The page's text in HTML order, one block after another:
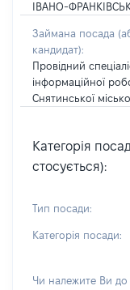
ІВАНО-
Займана посада
кандидат):
Провідний
інформаційної
Снятинської
Категорія
стосується):
Тип посади:
Категорія посади:
Чи належите Ви до